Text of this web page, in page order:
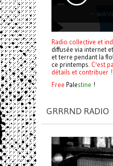
Radio collective et
diffusée via internet
et terre pendant la
ce printemps. C'est
détails et contribuer !
Free Palestine !
GRRRND RADIO